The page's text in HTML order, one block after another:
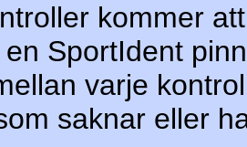
kommer
SportIdent
varje
saknar eller